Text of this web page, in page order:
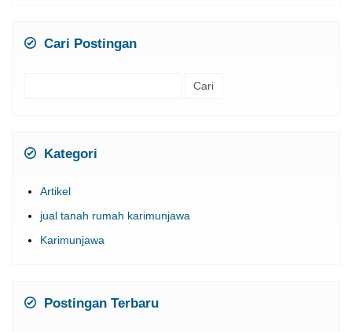
Cari Postingan
Kategori
Artikel
jual tanah rumah karimunjawa
Karimunjawa
Postingan Terbaru